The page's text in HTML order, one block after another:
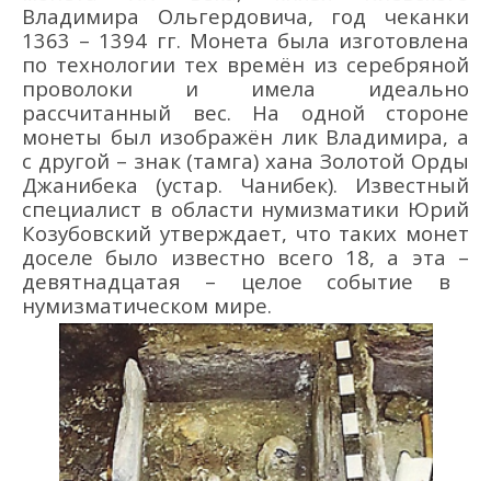
Владимира Ольгердовича, год чеканки
1363 – 1394 гг. Монета была изготовлена
по технологии тех времён из серебряной
проволоки и имела идеально
рассчитанный вес. На одной стороне
монеты был изображён лик Владимира, а
с другой – знак (тамга)ханаЗолотой Орды
Джанибека (устар. Чанибек). Известный
специалист в области нумизматики Юрий
Козубовский утверждает, что таких монет
доселе было известно всего 18, а эта –
девятнадцатая – целое событие в
нумизматическом мире.